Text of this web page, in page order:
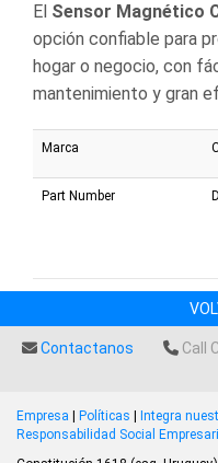
El Sensor Magnético
opción confiable para
hogar o negocio, con
mantenimiento y gran
Marca
Part Number
Contactanos Call
Empresa Políticas Integra
Responsabilidad Social